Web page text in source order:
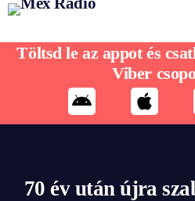
70 év után újra
Töltsd le az appot és
Viber